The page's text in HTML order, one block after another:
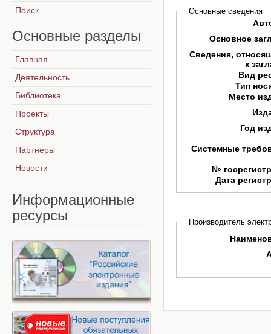
Основные сведения
Основное
Сведения,
к
Вид
Тип
Место
Год
Системные
№
Дата
Производитель
Поиск
Основные разделы
Главная
Деятельность
Библиотека
Проекты
Структура
Партнеры
Новости
Информационные
ресурсы